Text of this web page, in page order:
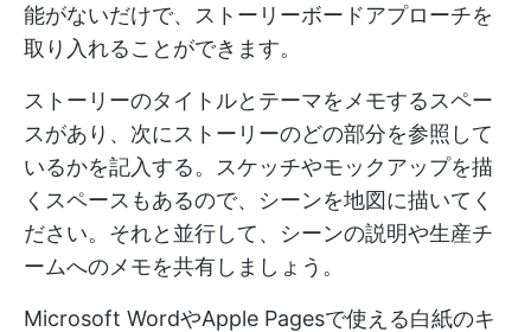
能がないだけで、ストーリーボードアプローチを
取り入れることができます。
ストーリーのタイトルとテーマをメモするスペー
スがあり、次にストーリーのどの部分を参照して
いるかを記入する。スケッチやモックアップを描
くスペースもあるので、シーンを地図に描いてく
ださい。それと並行して、シーンの説明や生産チ
ームへのメモを共有しましょう。
Microsoft WordやApple Pagesで使える白紙のキ